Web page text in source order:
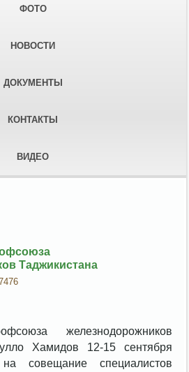
ФОТО
НОВОСТИ
ДОКУМЕНТЫ
КОНТАКТЫ
ВИДЕО
Таджикистана
железнодорожников
Хамидов 12-15 сентября
совещание специалистов